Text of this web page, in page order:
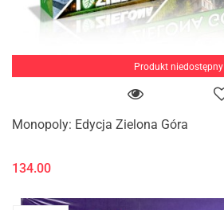
Produkt niedostępny
Monopoly: Edycja Zielona Góra
134.00